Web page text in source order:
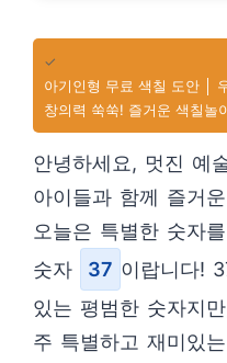
✓
아기인형 무료 색칠 도안 │
창의력 쑥쑥! 즐거운 색칠놀
안녕하세요, 멋진 예
아이들과 함께 즐거
오늘은 특별한 숫자
숫자
37 이랍니다!
있는 평범한 숫자지
주 특별하고 재미있